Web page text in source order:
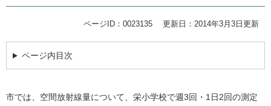
ページID：0023135 更新日：2014年3月3日更新
ページ内目次
市では、空間放射線量について、栄小学校で週3回・1日2回の測定